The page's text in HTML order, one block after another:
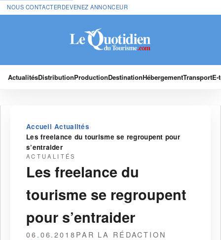
NOUS CONTACTERDEVENEZ ANNONCEUR
ActualitésDistributionProductionDestinationHébergementTransport
Accueil›Actualités›
Les freelance du tourisme se regroupent pour
s’entraider
ACTUALITÉS
Les freelance du
tourisme se regroupent
pour s’entraider
06.06.2018PAR LA RÉDACTION